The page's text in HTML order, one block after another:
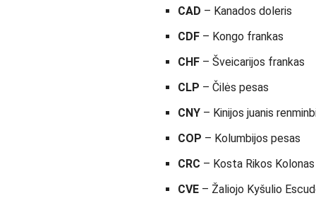
CAD – Kanados doleris
CDF – Kongo frankas
CHF – Šveicarijos frankas
CLP – Čilės pesas
CNY – Kinijos juanis
COP – Kolumbijos pesas
CRC – Kosta Rikos Kolonas
CVE – Žaliojo Kyšulio